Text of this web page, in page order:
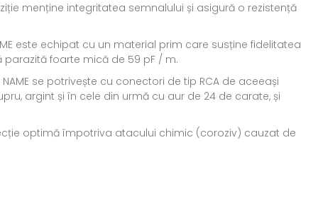
menține integritatea semnalului și asigură o rezistență
este echipat cu un material prim care susține fidelitatea
parazită foarte mică de 59 pF / m.
se potrivește cu conectori de tip RCA de aceeași
argint și în cele din urmă cu aur de 24 de carate, și
optimă împotriva atacului chimic (coroziv) cauzat de